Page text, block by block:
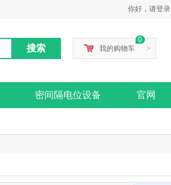
你好，请登录
我的购物车
0
>
密间隔电位设备 官网